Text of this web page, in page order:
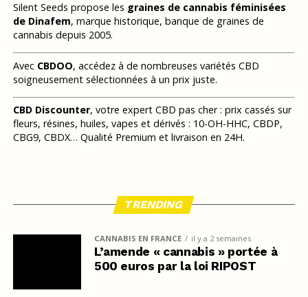
Silent Seeds propose les graines de cannabis féminisées
de Dinafem, marque historique, banque de graines de
cannabis depuis 2005.
Avec CBDOO, accédez à de nombreuses variétés CBD
soigneusement sélectionnées à un prix juste.
CBD Discounter, votre expert CBD pas cher : prix cassés sur
fleurs, résines, huiles, vapes et dérivés : 10-OH-HHC, CBDP,
CBG9, CBDX… Qualité Premium et livraison en 24H.
TRENDING
CANNABIS EN FRANCE il y a 2 semaines
L’amende « cannabis » portée à
500 euros par la loi RIPOST